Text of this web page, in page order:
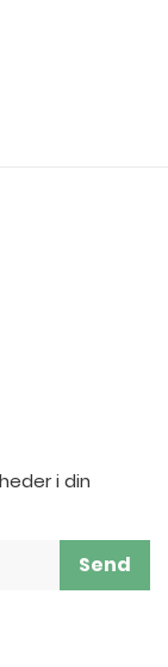
i din
Send